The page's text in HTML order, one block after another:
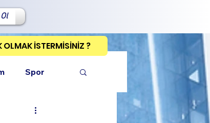
OLMAK İSTERMİSİNİZ ?
Spor